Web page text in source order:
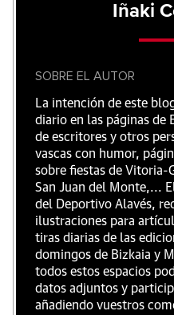
Iñaki
SOBRE EL AUTOR
La intención de este
diario en las páginas de
de escritores y otros
vascas con humor,
sobre fiestas de Vitoria-
San Juan del Monte,...
del Deportivo Alavés,
ilustraciones para
tiras diarias de las
domingos de Bizkaia y
todos estos espacios
datos adjuntos y
añadiendo vuestros